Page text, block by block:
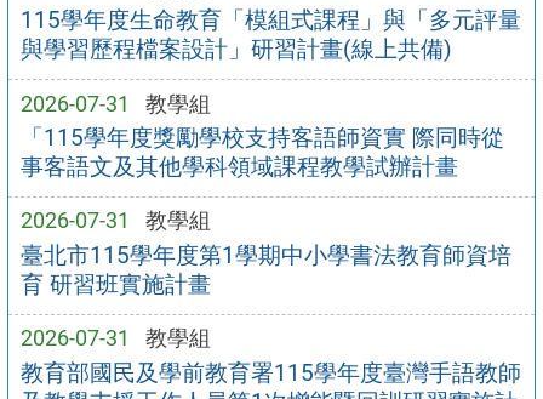
115學年度生命教育「模組式課程」與「多元評量
與學習歷程檔案設計」研習計畫(線上共備)
2026-07-31 教學組
「115學年度獎勵學校支持客語師資實 際同時從
事客語文及其他學科領域課程教學試辦計畫
2026-07-31 教學組
臺北市115學年度第1學期中小學書法教育師資培
育 研習班實施計畫
2026-07-31 教學組
教育部國民及學前教育署115學年度臺灣手語教師